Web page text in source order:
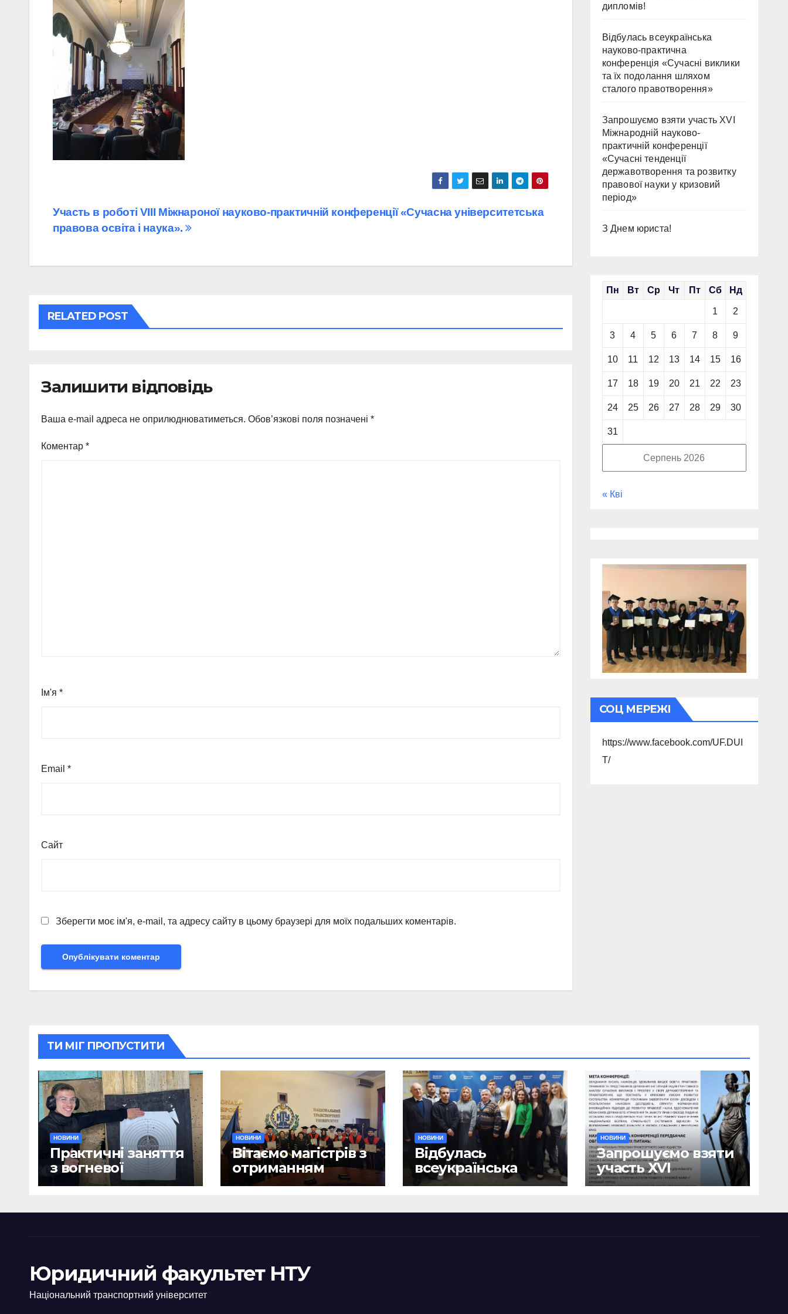
Навігація
записів
Участь в роботі VIII Міжнароної науково-практичній конференції «Сучасна університетська
правова освіта і наука».
RELATED POST
Залишити відповідь
Ваша e-mail адреса не оприлюднюватиметься. Обов’язкові поля позначені *
Коментар *
Ім'я *
Email *
Сайт
Зберегти моє ім'я, e-mail, та адресу сайту в цьому браузері для моїх подальших коментарів.
дипломів!
Відбулась всеукраїнська
науково-практична
конференція «Сучасні виклики
та їх подолання шляхом
сталого правотворення»
Запрошуємо взяти участь ХVІ
Міжнародній науково-
практичній конференції
«Сучасні тенденції
державотворення та розвитку
правової науки у кризовий
період»
З Днем юриста!
Серпень 2026
Пн Вт Ср Чт Пт Сб Нд
1 2
3 4 5 6 7 8 9
10 11 12 13 14 15 16
17 18 19 20 21 22 23
24 25 26 27 28 29 30
31
« Кві
СОЦ МЕРЕЖІ
https://www.facebook.com/UF.DUI
T/
ТИ МІГ ПРОПУСТИТИ
НОВИНИ
Практичні заняття
з вогневої
підготовки
НОВИНИ
Вітаємо магістрів з
отриманням
дипломів!
НОВИНИ
Відбулась
всеукраїнська
науково-практична
«Сучасні виклики
НОВИНИ
Запрошуємо взяти
участь ХVІ
Міжнародній
практичній
Юридичний факультет НТУ
Національний транспортний університет